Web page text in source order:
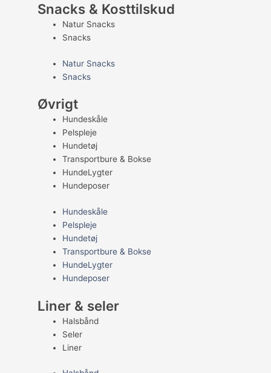
Snacks & Kosttilskud
Natur Snacks
Snacks
Natur Snacks
Snacks
Øvrigt
Hundeskåle
Pelspleje
Hundetøj
Transportbure & Bokse
HundeLygter
Hundeposer
Hundeskåle
Pelspleje
Hundetøj
Transportbure & Bokse
HundeLygter
Hundeposer
Liner & seler
Halsbånd
Seler
Liner